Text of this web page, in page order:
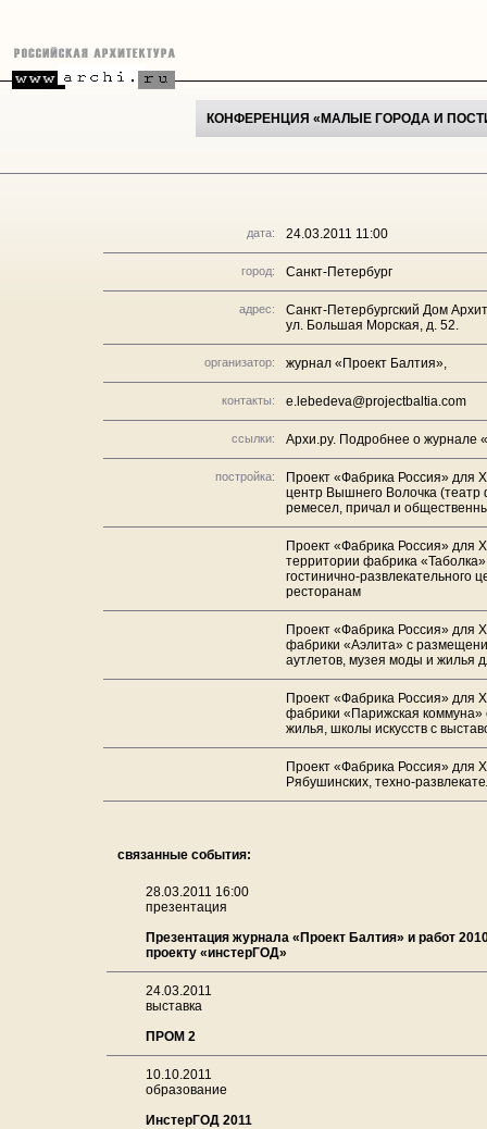
КОНФЕРЕНЦИЯ «МАЛЫЕ ГОРОДА И
дата: 24.03.2011 11:00
город: Санкт-Петербург
адрес:
Санкт-Петербургский Дом
ул. Большая Морская, д. 52.
организатор: журнал «Проект Балтия»,
контакты: e.lebedeva@projectbaltia.com
ссылки: Архи.ру. Подробнее о журнале
постройка:
Проект «Фабрика Россия» для
центр Вышнего Волочка (театр
ремесел, причал и
Проект «Фабрика Россия» для
территории фабрика
гостинично-развлекательного
ресторанам
Проект «Фабрика Россия» для
фабрики «Аэлита» с
аутлетов, музея моды и жилья
Проект «Фабрика Россия» для
фабрики «Парижская коммуна»
жилья, школы искусств с
Проект «Фабрика Россия» для
Рябушинских, техно-
связанные события:
28.03.2011 16:00
презентация
Презентация журнала «Проект Балтия» и работ
проекту «инстерГОД»
24.03.2011
выставка
ПРОМ 2
10.10.2011
образование
ИнстерГОД 2011